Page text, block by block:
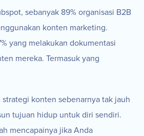
sebanyak 89% organisasi B2B
konten marketing.
yang melakukan dokumentasi
mereka. Termasuk yang
konten sebenarnya tak jauh
tujuan hidup untuk diri sendiri.
mencapainya jika Anda